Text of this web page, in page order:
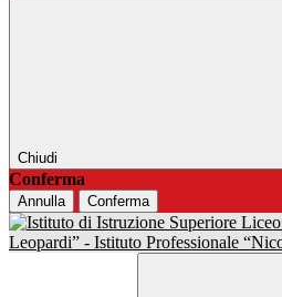
Chiudi
Conferma
Annulla Conferma